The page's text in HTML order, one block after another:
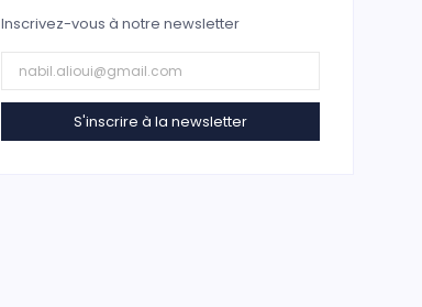
Inscrivez-vous à notre newsletter
S'inscrire à la newsletter